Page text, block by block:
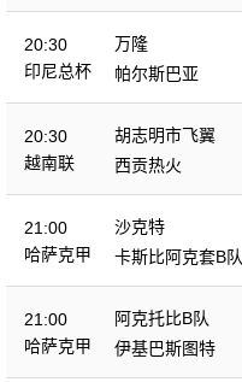
20:30
印尼总杯
万隆
帕尔斯巴亚
20:30
越南联
胡志明市飞翼
西贡热火
21:00
哈萨克甲
沙克特
卡斯比阿克套B队
21:00
哈萨克甲
阿克托比B队
伊基巴斯图特